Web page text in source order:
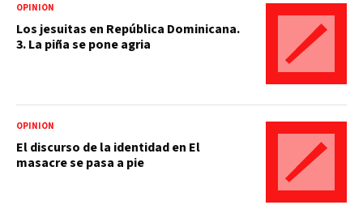
OPINIÓN
Los jesuitas en República Dominicana.
3. La piña se pone agria
OPINIÓN
El discurso de la identidad en El
masacre se pasa a pie